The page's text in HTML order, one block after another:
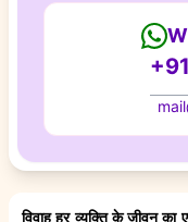
विवाह हर व्यक्ति के जीवन का